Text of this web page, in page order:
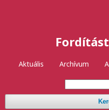
Aktuális Archívum